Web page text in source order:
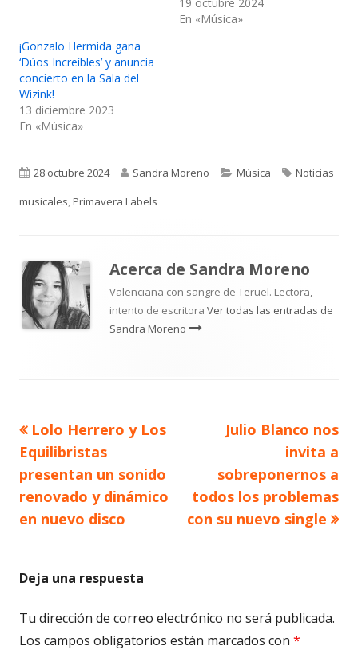
En «Música»
¡Gonzalo Hermida gana
‘Dúos Increíbles’ y anuncia
concierto en la Sala del
Wizink!
13 diciembre 2023
En «Música»
Publicado
el
28 octubre 2024 Autor
Sandra Moreno Categorías
Música Etiquetas
Noticias
musicales,Primavera Labels
Acerca de Sandra Moreno
Valenciana con sangre de Teruel. Lectora,
intento de escritora Ver todas las entradas de
Sandra Moreno
Navegación
de
entradas
Artículo
anterior
Lolo Herrero y Los
Equilibristas
presentan un sonido
renovado y dinámico
en nuevo disco
Artículo
siguiente
Julio Blanco nos
invita a
sobreponernos a
todos los problemas
con su nuevo single
Deja una respuesta
Tu dirección de correo electrónico no será publicada.
Los campos obligatorios están marcados con *